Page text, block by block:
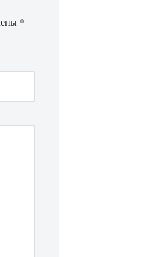
*